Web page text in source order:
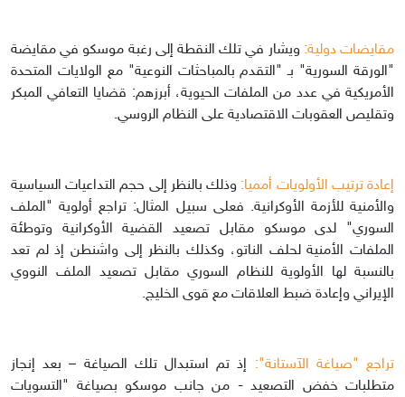
مقايضات دولية: ويشار في تلك النقطة إلى رغبة موسكو في مقايضة
"الورقة السورية" بـ "التقدم بالمباحثات النوعية" مع الولايات المتحدة
الأمريكية في عدد من الملفات الحيوية، أبرزهم: قضايا التعافي المبكر
وتقليص العقوبات الاقتصادية على النظام الروسي.
إعادة ترتيب الأولويات أمميا: وذلك بالنظر إلى حجم التداعيات السياسية
والأمنية للأزمة الأوكرانية. فعلى سبيل المثال: تراجع أولوية "الملف
السوري" لدى موسكو مقابل تصعيد القضية الأوكرانية وتوطئة
الملفات الأمنية لحلف الناتو، وكذلك بالنظر إلى واشنطن إذ لم تعد
بالنسبة لها الأولوية للنظام السوري مقابل تصعيد الملف النووي
الإيراني وإعادة ضبط العلاقات مع قوى الخليج.
تراجع "صياغة الآستانة": إذ تم استبدال تلك الصياغة – بعد إنجاز
متطلبات خفض التصعيد - من جانب موسكو بصياغة "التسويات